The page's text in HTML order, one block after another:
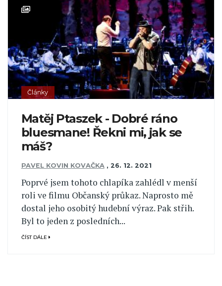
Články
Matěj Ptaszek - Dobré ráno
bluesmane! Řekni mi, jak se
máš?
PAVEL KOVIN KOVAČKA , 26. 12. 2021
Poprvé jsem tohoto chlapíka zahlédl v menší
roli ve filmu Občanský průkaz. Naprosto mě
dostal jeho osobitý hudební výraz. Pak střih.
Byl to jeden z posledních...
ČÍST DÁLE